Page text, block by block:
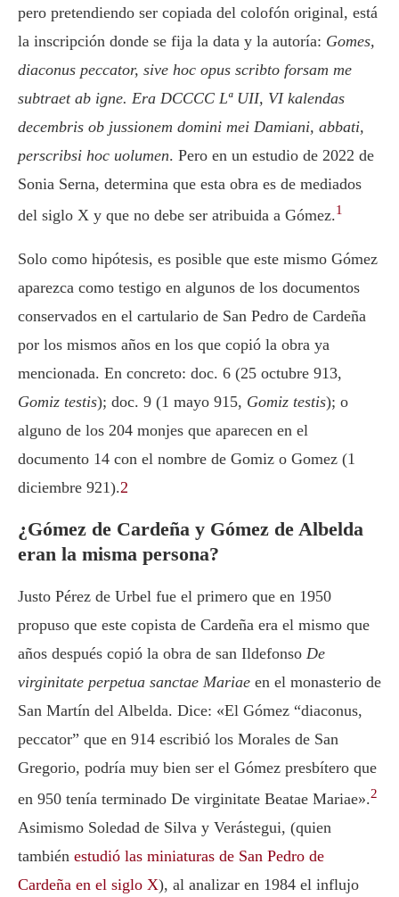
pero pretendiendo ser copiada del colofón original, está
la inscripción donde se fija la data y la autoría: Gomes,
diaconus peccator, sive hoc opus scribto forsam me
subtraet ab igne. Era DCCCC Lª UII, VI kalendas
decembris ob jussionem domini mei Damiani, abbati,
perscribsi hoc uolumen. Pero en un estudio de 2022 de
Sonia Serna, determina que esta obra es de mediados
del siglo X y que no debe ser atribuida a Gómez.1
Solo como hipótesis, es posible que este mismo Gómez
aparezca como testigo en algunos de los documentos
conservados en el cartulario de San Pedro de Cardeña
por los mismos años en los que copió la obra ya
mencionada. En concreto: doc. 6 (25 octubre 913,
Gomiz testis); doc. 9 (1 mayo 915, Gomiz testis); o
alguno de los 204 monjes que aparecen en el
documento 14 con el nombre de Gomiz o Gomez (1
diciembre 921).2
¿Gómez de Cardeña y Gómez de Albelda
eran la misma persona?
Justo Pérez de Urbel fue el primero que en 1950
propuso que este copista de Cardeña era el mismo que
años después copió la obra de san Ildefonso De
virginitate perpetua sanctae Mariae en el monasterio de
San Martín del Albelda. Dice: «El Gómez “diaconus,
peccator” que en 914 escribió los Morales de San
Gregorio, podría muy bien ser el Gómez presbítero que
en 950 tenía terminado De virginitate Beatae Mariae».2
Asimismo Soledad de Silva y Verástegui, (quien
también estudió las miniaturas de San Pedro de
Cardeña en el siglo X), al analizar en 1984 el influjo